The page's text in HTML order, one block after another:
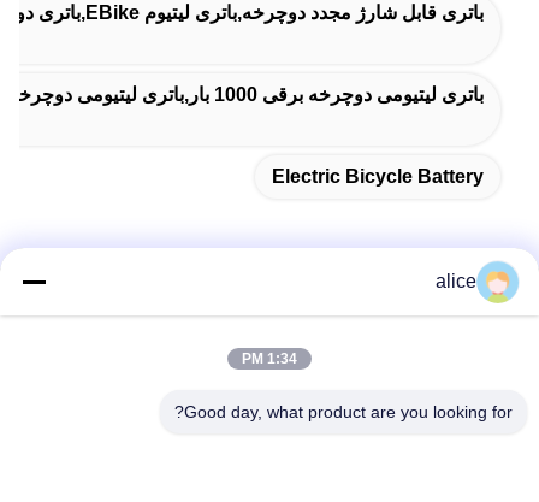
باتری قابل شارژ مجدد دوچرخه,باتری لیتیوم EBike,باتری دوچرخه برقی
باتری لیتیومی دوچرخه برقی 1000 بار,باتری لیتیومی دوچرخه برقی 800 بار,باتری دوچرخه برقی 26 آمپر ساعت 16 ولت
Electric Bicycle Battery
تماس سریع
جاده پنجم فویوان، پارک صنعتی باتری لیتیوم، منطقه تکنولوژی بالا،
alice
1:34 PM
Good day, what product are you looking for?